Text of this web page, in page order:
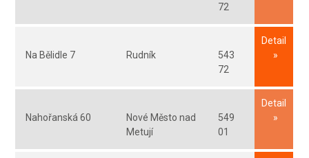
72
Na Bělidle 7 Rudník
543
72
Detail
Nahořanská 60
Nové Město nad
Metují
549
01
Detail